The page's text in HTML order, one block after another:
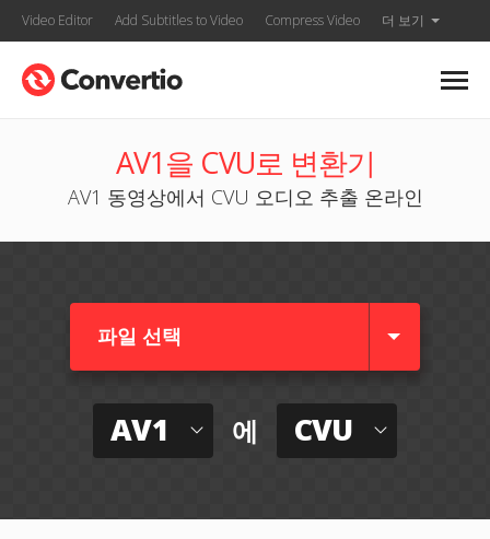
Video Editor Add Subtitles to Video Compress Video 더 보기
AV1을 CVU로 변환기
AV1 동영상에서 CVU 오디오 추출 온라인
파일 선택
AV1 에 CVU